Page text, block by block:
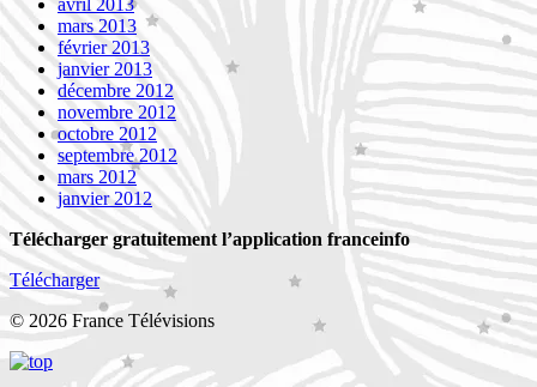
mars 2013
février 2013
janvier 2013
décembre 2012
novembre 2012
octobre 2012
septembre 2012
mars 2012
janvier 2012
Télécharger gratuitement l’application franceinfo
Télécharger
© 2026 France Télévisions